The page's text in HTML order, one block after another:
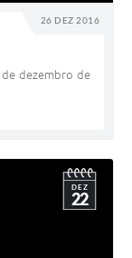
26 DEZ 2016
dezembro de
DEZ
22